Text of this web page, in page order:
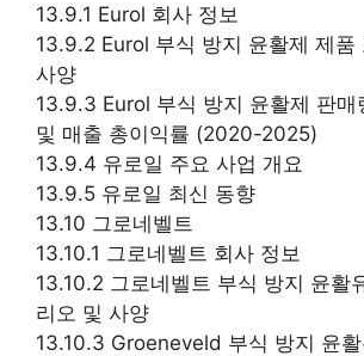
13.9.1 Eurol 회사 정보
13.9.2 Eurol 부식 방지 윤활제 제품
사양
13.9.3 Eurol 부식 방지 윤활제 판매
및 매출 총이익률 (2020-2025)
13.9.4 유로일 주요 사업 개요
13.9.5 유로일 최신 동향
13.10 그로네벨트
13.10.1 그로네벨트 회사 정보
13.10.2 그로네벨트 부식 방지 윤활
리오 및 사양
13.10.3 Groeneveld 부식 방지 윤